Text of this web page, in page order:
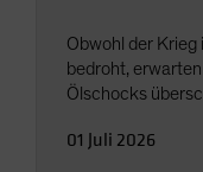
Obwohl der
bedroht,
Ölschocks
01 Juli 2026